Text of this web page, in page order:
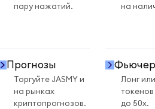
пару нажатий.
на
Прогнозы
Торгуйте JASMY и
на рынках
криптопрогнозов.
Лонг
до 50x.